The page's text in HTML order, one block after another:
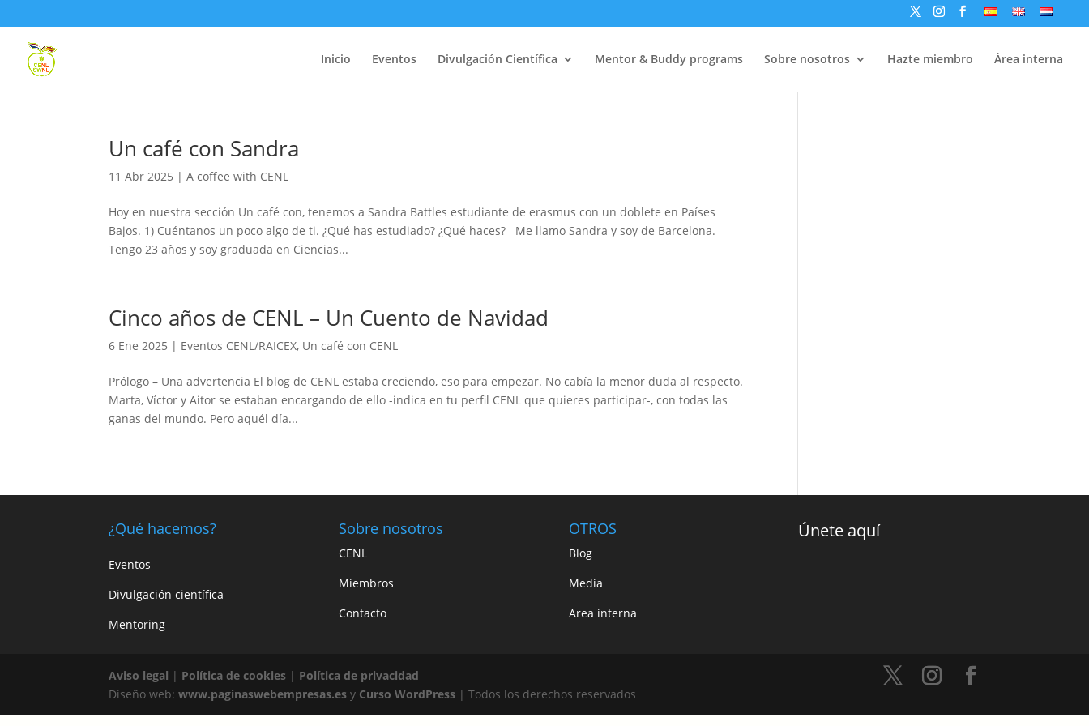
Inicio Eventos Divulgación Científica Mentor & Buddy programs Sobre nosotros Hazte miembro Área interna
Un café con Sandra
11 Abr 2025 |A coffee with CENL
Hoy en nuestra sección Un café con, tenemos a Sandra Battles estudiante de erasmus con un doblete en Países
Bajos. 1) Cuéntanos un poco algo de ti. ¿Qué has estudiado? ¿Qué haces? Me llamo Sandra y soy de Barcelona.
Tengo 23 años y soy graduada en Ciencias...
Cinco años de CENL – Un Cuento de Navidad
6 Ene 2025 | Eventos CENL/RAICEX, Un café con CENL
Prólogo – Una advertencia El blog de CENL estaba creciendo, eso para empezar. No cabía la menor duda al respecto.
Marta, Víctor y Aitor se estaban encargando de ello -indica en tu perfil CENL que quieres participar-, con todas las
ganas del mundo. Pero aquél día...
¿Qué hacemos?
Eventos
Divulgación científica
Mentoring
Sobre nosotros
CENL
Miembros
Contacto
OTROS
Blog
Media
Area interna
Únete aquí
Aviso legal | Política de cookies | Política de privacidad
Diseño web:www.paginaswebempresas.es y Curso WordPress | Todos los derechos reservados